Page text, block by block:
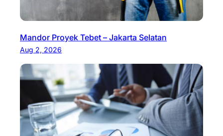
Mandor Proyek Tebet – Jakarta Selatan
Aug 2, 2026